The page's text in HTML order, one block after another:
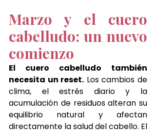
Marzo y el cuero
cabelludo: un nuevo
comienzo
El cuero cabelludo también
necesita un reset. Los cambios de
clima, el estrés diario y la
acumulación de residuos alteran su
equilibrio natural y afectan